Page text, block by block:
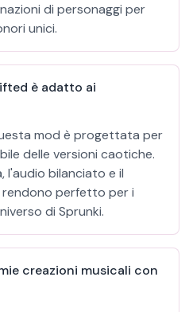
di personaggi per
unici.
è adatto ai
mod è progettata per
delle versioni caotiche.
l'audio bilanciato e il
perfetto per i
di Sprunki.
creazioni musicali con